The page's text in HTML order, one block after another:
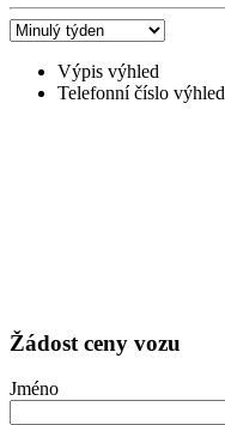
Výpis výhled
Telefonní číslo výhled
Žádost ceny vozu
Jméno